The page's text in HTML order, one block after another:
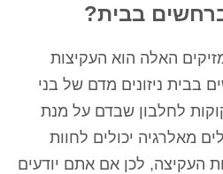
בבית?
האלה הוא העקיצות
בבית ניזונים מדם של בני
לחלבון שבדם על מנת
מאלרגיה יכולים לחוות
העקיצה, לכן אם אתם יודעים